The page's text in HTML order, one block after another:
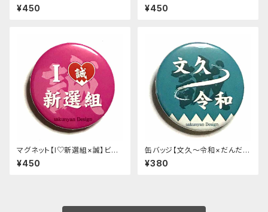
ト】ビビットピンク
¥450
unyan Designオリジナル
¥450
マグネット【I♡新選組×誠】ビビ
ットピンク
¥450
缶バッジ【文久〜令和×だんだ
ら】浅葱色
¥380